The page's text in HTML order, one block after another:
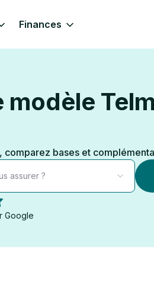
Finances
modèle
comparez bases et
assurer ?
Google